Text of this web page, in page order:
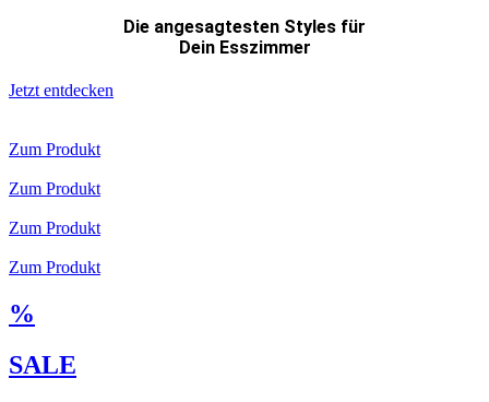
Die angesagtesten Styles für
Dein Esszimmer
Jetzt entdecken
Zum Produkt
Zum Produkt
Zum Produkt
Zum Produkt
%
SALE